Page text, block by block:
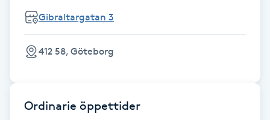
Fotsvamp
Fotvård
Fransar
Fransborttagning
Gibraltargatan 3
412 58, Göteborg
Ordinarie öppettider